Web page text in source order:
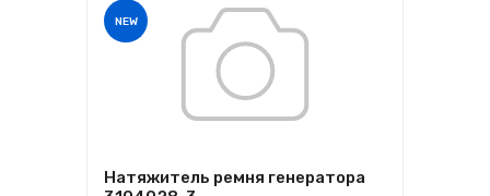
NEW
Натяжитель ремня генератора